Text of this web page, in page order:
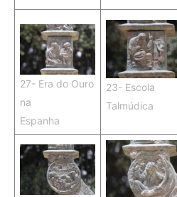
27- Era do Ouro
na
Espanha
23- Escola
Talmúdica